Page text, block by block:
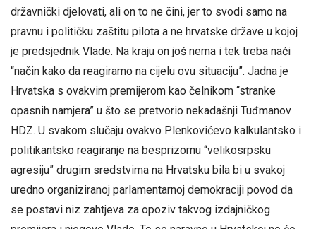
državnički djelovati, ali on to ne čini, jer to svodi samo na
pravnu i političku zaštitu pilota a ne hrvatske države u kojoj
je predsjednik Vlade. Na kraju on još nema i tek treba naći
“način kako da reagiramo na cijelu ovu situaciju”. Jadna je
Hrvatska s ovakvim premijerom kao čelnikom “stranke
opasnih namjera” u što se pretvorio nekadašnji Tuđmanov
HDZ. U svakom slučaju ovakvo Plenkovićevo kalkulantsko i
politikantsko reagiranje na besprizornu “velikosrpsku
agresiju” drugim sredstvima na Hrvatsku bila bi u svakoj
uredno organiziranoj parlamentarnoj demokraciji povod da
se postavi niz zahtjeva za opoziv takvog izdajničkog